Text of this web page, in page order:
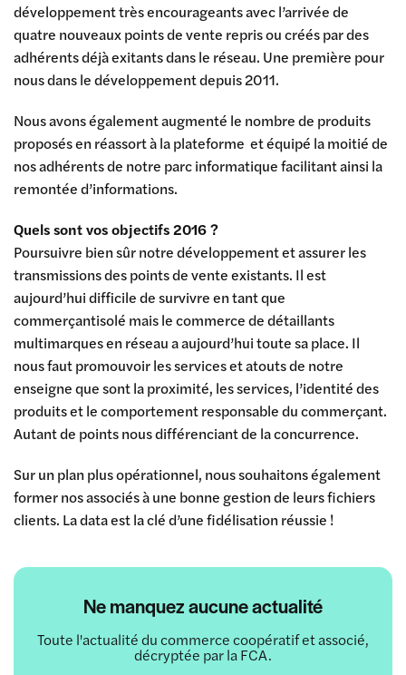
Ne manquez aucune actualité
Toute l'actualité du commerce coopératif et associé,
décryptée par la FCA.
développement très encourageants avec l’arrivée de
quatre nouveaux points de vente repris ou créés par des
adhérents déjà exitants dans le réseau. Une première pour
nous dans le développement depuis 2011.
Nous avons également augmenté le nombre de produits
proposés en réassort à la plateforme et équipé la moitié de
nos adhérents de notre parc informatique facilitant ainsi la
remontée d’informations.
Quels sont vos objectifs 2016 ?
Poursuivre bien sûr notre développement et assurer les
transmissions des points de vente existants. Il est
aujourd’hui difficile de survivre en tant que
commerçantisolé mais le commerce de détaillants
multimarques en réseau a aujourd’hui toute sa place. Il
nous faut promouvoir les services et atouts de notre
enseigne que sont la proximité, les services, l’identité des
produits et le comportement responsable du commerçant.
Autant de points nous différenciant de la concurrence.
Sur un plan plus opérationnel, nous souhaitons également
former nos associés à une bonne gestion de leurs fichiers
clients. La data est la clé d’une fidélisation réussie !